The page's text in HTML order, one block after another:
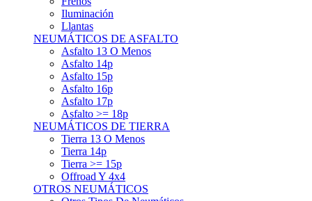
Iluminación
Llantas
NEUMÁTICOS DE ASFALTO
Asfalto 13 O Menos
Asfalto 14p
Asfalto 15p
Asfalto 16p
Asfalto 17p
Asfalto >= 18p
NEUMÁTICOS DE TIERRA
Tierra 13 O Menos
Tierra 14p
Tierra >= 15p
Offroad Y 4x4
OTROS NEUMÁTICOS